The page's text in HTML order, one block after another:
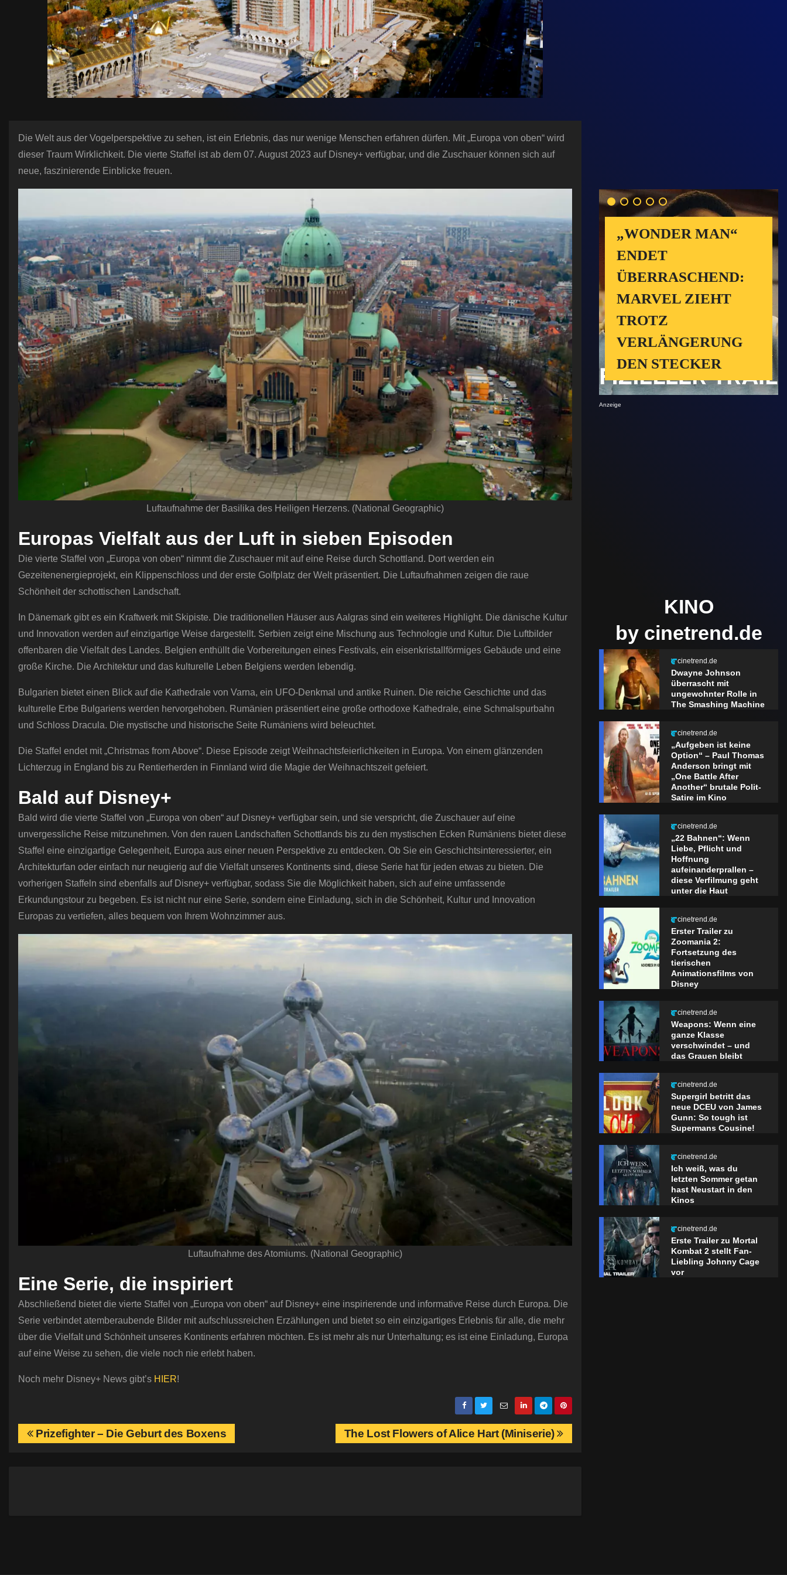
Die Welt aus der Vogelperspektive zu sehen, ist ein Erlebnis, das nur wenige Menschen erfahren dürfen. Mit „Europa von oben“ wird
dieser Traum Wirklichkeit. Die vierte Staffel ist ab dem 07. August 2023 auf Disney+ verfügbar, und die Zuschauer können sich auf
neue, faszinierende Einblicke freuen.
Luftaufnahme der Basilika des Heiligen Herzens. (National Geographic)
Europas Vielfalt aus der Luft in sieben Episoden
Die vierte Staffel von „Europa von oben“ nimmt die Zuschauer mit auf eine Reise durch Schottland. Dort werden ein
Gezeitenenergieprojekt, ein Klippenschloss und der erste Golfplatz der Welt präsentiert. Die Luftaufnahmen zeigen die raue
Schönheit der schottischen Landschaft.
In Dänemark gibt es ein Kraftwerk mit Skipiste. Die traditionellen Häuser aus Aalgras sind ein weiteres Highlight. Die dänische Kultur
und Innovation werden auf einzigartige Weise dargestellt. Serbien zeigt eine Mischung aus Technologie und Kultur. Die Luftbilder
offenbaren die Vielfalt des Landes. Belgien enthüllt die Vorbereitungen eines Festivals, ein eisenkristallförmiges Gebäude und eine
große Kirche. Die Architektur und das kulturelle Leben Belgiens werden lebendig.
Bulgarien bietet einen Blick auf die Kathedrale von Varna, ein UFO-Denkmal und antike Ruinen. Die reiche Geschichte und das
kulturelle Erbe Bulgariens werden hervorgehoben. Rumänien präsentiert eine große orthodoxe Kathedrale, eine Schmalspurbahn
und Schloss Dracula. Die mystische und historische Seite Rumäniens wird beleuchtet.
Die Staffel endet mit „Christmas from Above“. Diese Episode zeigt Weihnachtsfeierlichkeiten in Europa. Von einem glänzenden
Lichterzug in England bis zu Rentierherden in Finnland wird die Magie der Weihnachtszeit gefeiert.
Bald auf Disney+
Bald wird die vierte Staffel von „Europa von oben“ auf Disney+ verfügbar sein, und sie verspricht, die Zuschauer auf eine
unvergessliche Reise mitzunehmen. Von den rauen Landschaften Schottlands bis zu den mystischen Ecken Rumäniens bietet diese
Staffel eine einzigartige Gelegenheit, Europa aus einer neuen Perspektive zu entdecken. Ob Sie ein Geschichtsinteressierter, ein
Architekturfan oder einfach nur neugierig auf die Vielfalt unseres Kontinents sind, diese Serie hat für jeden etwas zu bieten. Die
vorherigen Staffeln sind ebenfalls auf Disney+ verfügbar, sodass Sie die Möglichkeit haben, sich auf eine umfassende
Erkundungstour zu begeben. Es ist nicht nur eine Serie, sondern eine Einladung, sich in die Schönheit, Kultur und Innovation
Europas zu vertiefen, alles bequem von Ihrem Wohnzimmer aus.
Luftaufnahme des Atomiums. (National Geographic)
Eine Serie, die inspiriert
Abschließend bietet die vierte Staffel von „Europa von oben“ auf Disney+ eine inspirierende und informative Reise durch Europa. Die
Serie verbindet atemberaubende Bilder mit aufschlussreichen Erzählungen und bietet so ein einzigartiges Erlebnis für alle, die mehr
über die Vielfalt und Schönheit unseres Kontinents erfahren möchten. Es ist mehr als nur Unterhaltung; es ist eine Einladung, Europa
auf eine Weise zu sehen, die viele noch nie erlebt haben.
Noch mehr Disney+ News gibt’s HIER!
B
The Lost Flowers of Alice Hart (Miniserie)
Prizefighter – Die Geburt des Boxens
„WONDER MAN“
ENDET
ÜBERRASCHEND:
MARVEL ZIEHT
TROTZ
VERLÄNGERUNG
DEN STECKER
Anzeige
KINO
by cinetrend.de
cinetrend.de
Dwayne Johnson
überrascht mit
ungewohnter Rolle in
The Smashing Machine
cinetrend.de
„Aufgeben ist keine
Option“ – Paul Thomas
Anderson bringt mit
„One Battle After
Another“ brutale Polit-
Satire im Kino
cinetrend.de
„22 Bahnen“: Wenn
Liebe, Pflicht und
Hoffnung
aufeinanderprallen –
diese Verfilmung geht
unter die Haut
cinetrend.de
Erster Trailer zu
Zoomania 2:
Fortsetzung des
tierischen
Animationsfilms von
Disney
cinetrend.de
Weapons: Wenn eine
ganze Klasse
verschwindet – und
das Grauen bleibt
cinetrend.de
Supergirl betritt das
neue DCEU von James
Gunn: So tough ist
Supermans Cousine!
cinetrend.de
Ich weiß, was du
letzten Sommer getan
hast Neustart in den
Kinos
cinetrend.de
Erste Trailer zu Mortal
Kombat 2 stellt Fan-
Liebling Johnny Cage
vor